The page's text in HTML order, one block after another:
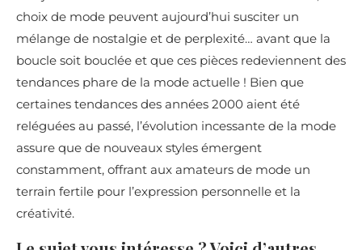
choix de mode peuvent aujourd’hui susciter un
mélange de nostalgie et de perplexité… avant que la
boucle soit bouclée et que ces pièces redeviennent des
tendances phare de la mode actuelle ! Bien que
certaines tendances des années 2000 aient été
reléguées au passé, l’évolution incessante de la mode
assure que de nouveaux styles émergent
constamment, offrant aux amateurs de mode un
terrain fertile pour l’expression personnelle et la
créativité.